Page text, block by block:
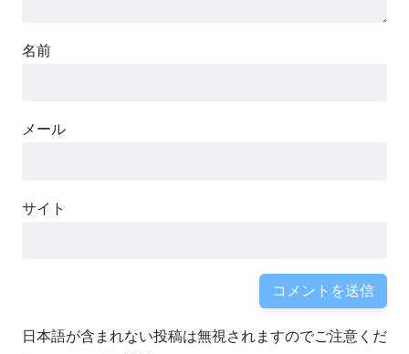
名前
メール
サイト
日本語が含まれない投稿は無視されますのでご注意くだ